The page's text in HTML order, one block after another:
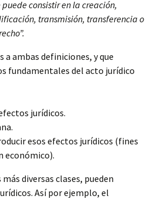
consistir en la creación,
transmisión, transferencia o
a ambas definiciones, y que
fundamentales del acto jurídico
jurídicos.
esos efectos jurídicos (fines
económico).
diversas clases, pueden
Así por ejemplo, el